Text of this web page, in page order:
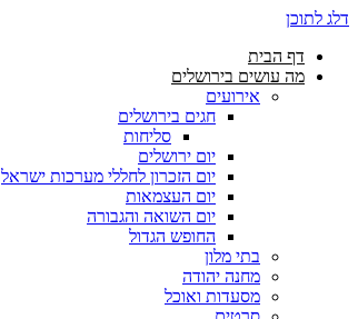
דלג לתוכן
דף הבית
מה עושים בירושלים
אירועים
חגים בירושלים
סליחות
יום ירושלים
יום הזכרון לחללי מערכות ישראל
יום העצמאות
יום השואה והגבורה
החופש הגדול
בתי מלון
מחנה יהודה
מסעדות ואוכל